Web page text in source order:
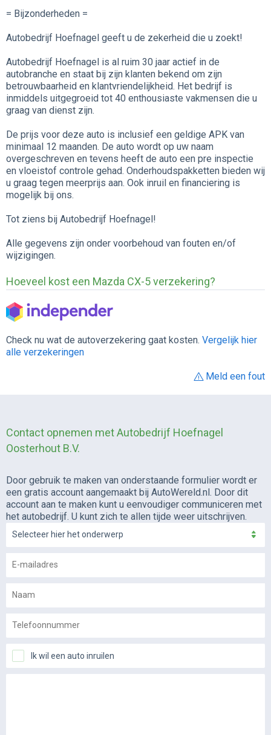
= Bijzonderheden =
Autobedrijf Hoefnagel geeft u de zekerheid die u zoekt!
Autobedrijf Hoefnagel is al ruim 30 jaar actief in de
autobranche en staat bij zijn klanten bekend om zijn
betrouwbaarheid en klantvriendelijkheid. Het bedrijf is
inmiddels uitgegroeid tot 40 enthousiaste vakmensen die u
graag van dienst zijn.
De prijs voor deze auto is inclusief een geldige APK van
minimaal 12 maanden. De auto wordt op uw naam
overgeschreven en tevens heeft de auto een pre inspectie
en vloeistof controle gehad. Onderhoudspakketten bieden wij
u graag tegen meerprijs aan. Ook inruil en financiering is
mogelijk bij ons.
Tot ziens bij Autobedrijf Hoefnagel!
Alle gegevens zijn onder voorbehoud van fouten en/of
wijzigingen.
Hoeveel kost een Mazda CX-5 verzekering?
Check nu wat de autoverzekering gaat kosten. Vergelijk hier
alle verzekeringen
Meld een fout
Contact opnemen met Autobedrijf Hoefnagel
Oosterhout B.V.
Door gebruik te maken van onderstaande formulier wordt er
een gratis account aangemaakt bij AutoWereld.nl. Door dit
account aan te maken kunt u eenvoudiger communiceren met
het autobedrijf. U kunt zich te allen tijde weer uitschrijven.
Selecteer hier het onderwerp
Ik wil een auto inruilen